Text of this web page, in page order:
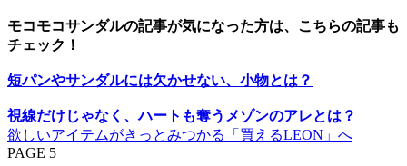
モコモコサンダルの記事が気になった方は、こちらの記事も
チェック！
短パンやサンダルには欠かせない、小物とは？
視線だけじゃなく、ハートも奪うメゾンのアレとは？
欲しいアイテムがきっとみつかる「買えるLEON」へ
PAGE 5